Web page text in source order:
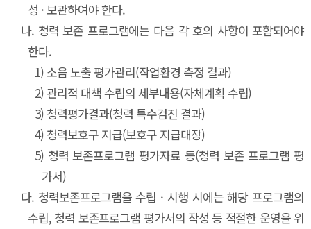
성 · 보관하여야 한다.
나.청력 보존 프로그램에는 다음 각 호의 사항이 포함되어야
한다.
1)소음 노출 평가관리(작업환경 측정 결과)
2)관리적 대책 수립의 세부내용(자체계획 수립)
3)청력평가결과(청력 특수검진 결과)
4)청력보호구 지급(보호구 지급대장)
5)청력 보존프로그램 평가자료 등(청력 보존 프로그램 평
가서)
다.청력보존프로그램을 수립 · 시행 시에는 해당 프로그램의
수립, 청력 보존프로그램 평가서의 작성 등 적절한 운영을 위